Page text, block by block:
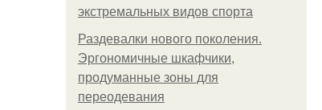
экстремальных видов спорта
Раздевалки нового поколения.
Эргономичные шкафчики,
продуманные зоны для
переодевания